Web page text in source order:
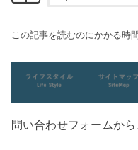
この記事を読むのにかかる時
問い合わせフォームか